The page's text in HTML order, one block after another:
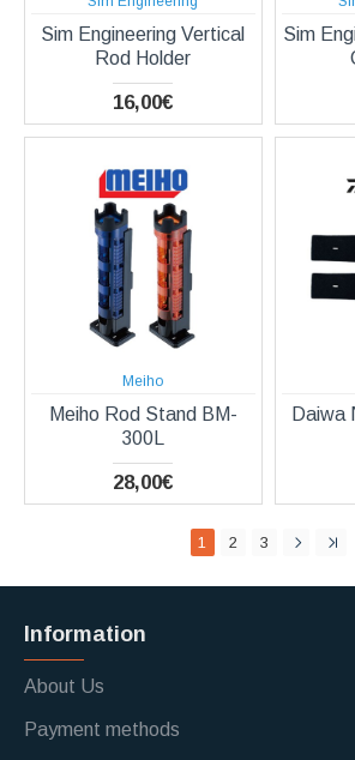
Sim Engineering Vertical
Rod Holder
16,00€
Sim
Meiho
Meiho Rod Stand BM-
300L
28,00€
Daiwa
1 2 3
Information
About Us
Payment methods